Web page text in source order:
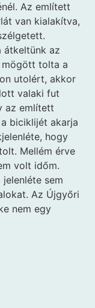
Az említett
van kialakítva,
átkeltünk az
mögött tolta a
utolért, akkor
valaki fut
az említett
biciklijét akarja
hogy
Mellém érve
volt időm.
sem
Az Újgyőri
nem egy